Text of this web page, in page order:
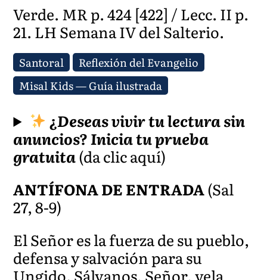
Verde. MR p. 424 [422] / Lecc. II p.
21. LH Semana IV del Salterio.
Santoral
Reflexión del Evangelio
Misal Kids — Guía ilustrada
¿Deseas vivir tu lectura sin
anuncios?Inicia tu prueba
gratuita(da clic aquí)
ANTÍFONA DE ENTRADA(Sal
27, 8-9)
El Señor es la fuerza de su pueblo,
defensa y salvación para su
Ungido. Sálvanos, Señor, vela